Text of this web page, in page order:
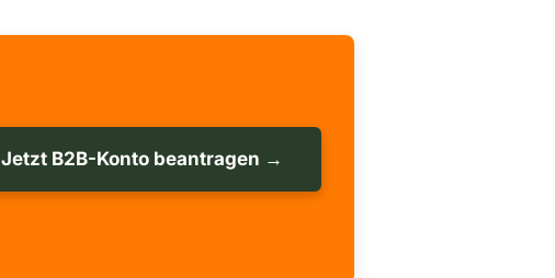
Jetzt B2B-Konto beantragen →